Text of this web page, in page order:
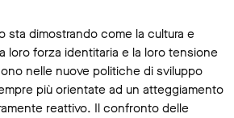
sta dimostrando come la cultura e
loro forza identitaria e la loro tensione
nelle nuove politiche di sviluppo
più orientate ad un atteggiamento
reattivo. Il confronto delle